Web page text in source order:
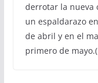
derrotar la nueva
un espaldarazo
de abril y en el
primero de